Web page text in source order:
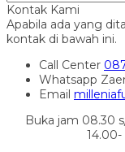
Kontak Kami
Apabila ada yang
kontak di bawah ini.
Call Center
Whatsapp
Email
Buka jam 08.30